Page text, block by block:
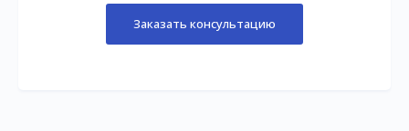
Заказать консультацию